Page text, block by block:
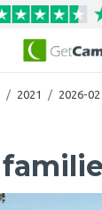
/ 2021 / 2026-02